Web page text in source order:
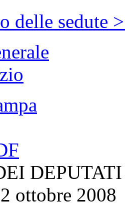
delle sedute
DEPUTATI
ottobre 2008